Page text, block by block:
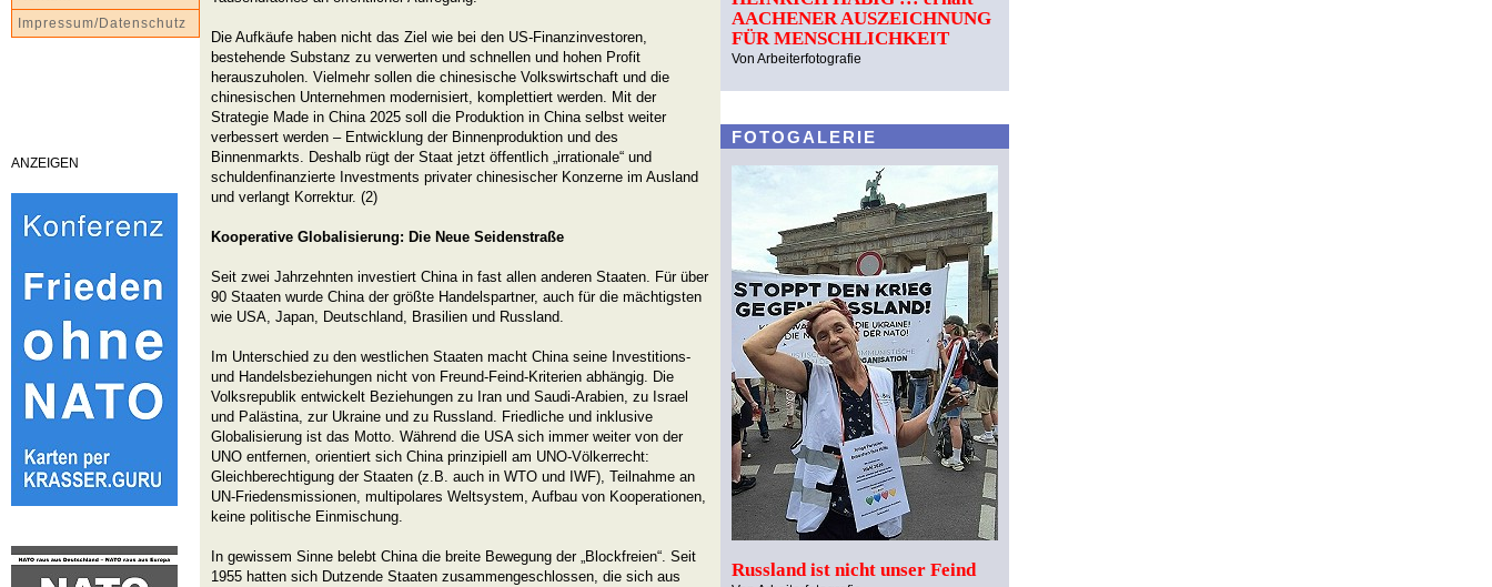
Impressum/Datenschutz
ANZEIGEN
Die Aufkäufe haben nicht das Ziel wie bei den US-Finanzinvestoren,
bestehende Substanz zu verwerten und schnellen und hohen Profit
herauszuholen. Vielmehr sollen die chinesische Volkswirtschaft und die
chinesischen Unternehmen modernisiert, komplettiert werden. Mit der
Strategie Made in China 2025 soll die Produktion in China selbst weiter
verbessert werden – Entwicklung der Binnenproduktion und des
Binnenmarkts. Deshalb rügt der Staat jetzt öffentlich „irrationale“ und
schuldenfinanzierte Investments privater chinesischer Konzerne im Ausland
und verlangt Korrektur. (2)
Kooperative Globalisierung: Die Neue Seidenstraße
Seit zwei Jahrzehnten investiert China in fast allen anderen Staaten. Für über
90 Staaten wurde China der größte Handelspartner, auch für die mächtigsten
wie USA, Japan, Deutschland, Brasilien und Russland.
Im Unterschied zu den westlichen Staaten macht China seine Investitions-
und Handelsbeziehungen nicht von Freund-Feind-Kriterien abhängig. Die
Volksrepublik entwickelt Beziehungen zu Iran und Saudi-Arabien, zu Israel
und Palästina, zur Ukraine und zu Russland. Friedliche und inklusive
Globalisierung ist das Motto. Während die USA sich immer weiter von der
UNO entfernen, orientiert sich China prinzipiell am UNO-Völkerrecht:
Gleichberechtigung der Staaten (z.B. auch in WTO und IWF), Teilnahme an
UN-Friedensmissionen, multipolares Weltsystem, Aufbau von Kooperationen,
keine politische Einmischung.
In gewissem Sinne belebt China die breite Bewegung der „Blockfreien“. Seit
1955 hatten sich Dutzende Staaten zusammengeschlossen, die sich aus
AACHENER AUSZEICHNUNG
FÜR MENSCHLICHKEIT
Von Arbeiterfotografie
FOTOGALERIE
Russland ist nicht unser Feind